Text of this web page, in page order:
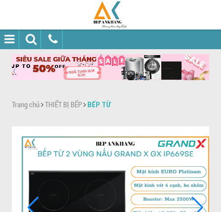
Trang chủ THIẾT BỊ BẾP BẾP TỪ